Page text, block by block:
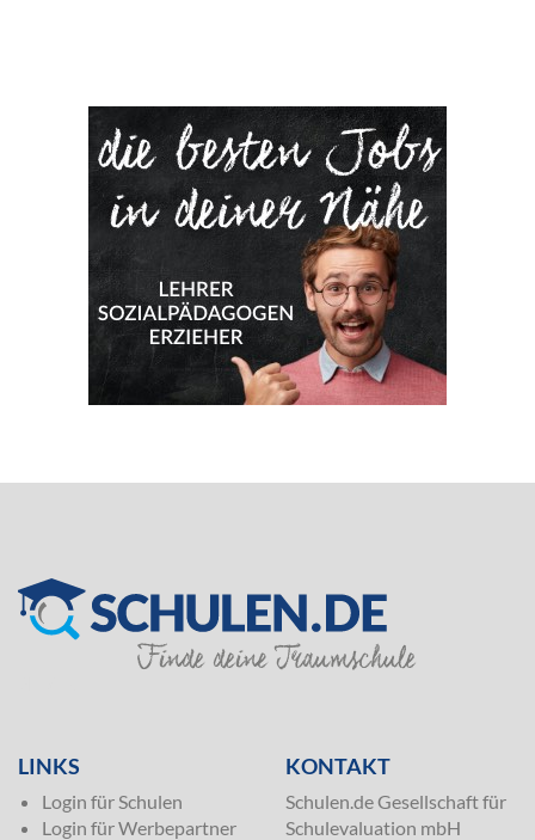
LINKS
Login für Schulen
Login für Werbepartner
KONTAKT
Schulen.de Gesellschaft für
Schulevaluation mbH